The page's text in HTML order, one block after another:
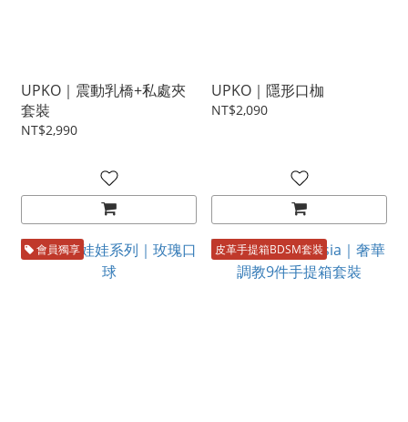
UPKO｜震動乳橋+私處夾
套裝
NT$2,990
UPKO｜隱形口枷
NT$2,090
會員獨享 皮革手提箱BDSM套裝